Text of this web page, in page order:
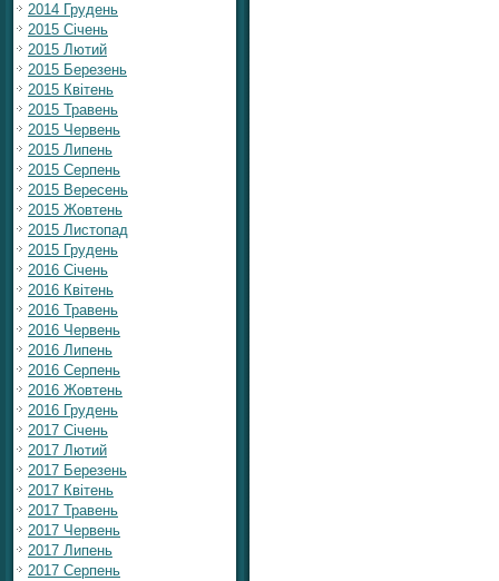
2014 Грудень
2015 Січень
2015 Лютий
2015 Березень
2015 Квітень
2015 Травень
2015 Червень
2015 Липень
2015 Серпень
2015 Вересень
2015 Жовтень
2015 Листопад
2015 Грудень
2016 Січень
2016 Квітень
2016 Травень
2016 Червень
2016 Липень
2016 Серпень
2016 Жовтень
2016 Грудень
2017 Січень
2017 Лютий
2017 Березень
2017 Квітень
2017 Травень
2017 Червень
2017 Липень
2017 Серпень